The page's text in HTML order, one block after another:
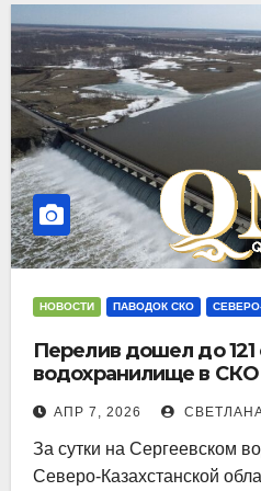
НОВОСТИ ПАВОДОК СКО
Перелив дошел до
водохранилище в СКО
АПР 7, 2026
За сутки на Сергеевском
Северо-Казахстанской